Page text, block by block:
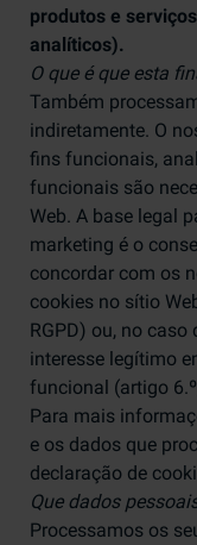
produtos e
analíticos).
O que é que esta
Também
indiretamente. O
fins funcionais,
funcionais são
Web. A base legal
marketing é o
concordar com os
cookies no sítio
RGPD) ou, no
interesse legítimo
funcional (artigo
Para mais
e os dados que
declaração de
Que dados
Processamos os